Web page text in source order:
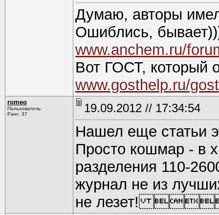
Думаю, авторы
Ошиблись,
www.anchem.ru/
Вот ГОСТ, который
www.gosthelp.ru/
romeo
Пользователь
Ранг: 37
19.09.2012 // 17:34:54
Нашел еще статьи
Просто кошмар - в
разделения 110-
журнал не из
не лезет!